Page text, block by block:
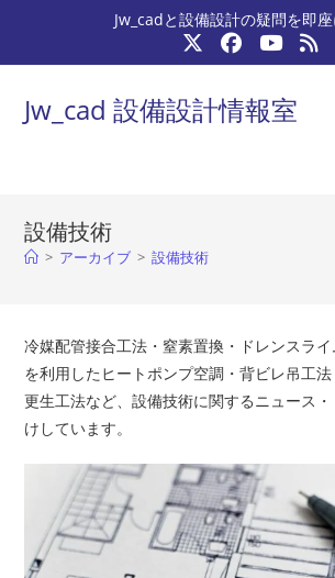
テ
Jw_cadと設備設計の疑問を即
Jw_cad 設備設計情報室
設備技術
> アーカイブ > 設備技術
冷媒配管接合工法・窒素置換・ドレンスラ
を利用したヒートポンプ空調・背ビレ吊工法
更生工法など、設備技術に関するニュース
けしています。